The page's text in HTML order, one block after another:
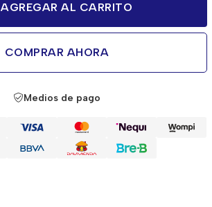
AGREGAR AL CARRITO
COMPRAR AHORA
Medios de pago